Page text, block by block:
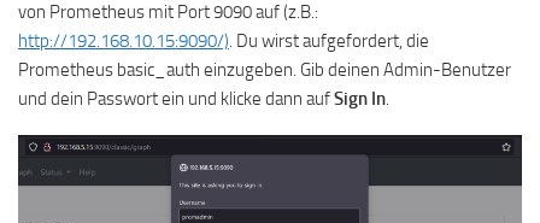
von Prometheus mit Port 9090 auf (z.B.:
http://192.168.10.15:9090/). Du wirst aufgefordert, die
Prometheus basic_auth einzugeben. Gib deinen Admin-Benutzer
und dein Passwort ein und klicke dann aufSign In.